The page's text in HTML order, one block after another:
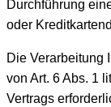
Durchführung
oder
Die Verarbeitung
von Art. 6 Abs. 1
Vertrags